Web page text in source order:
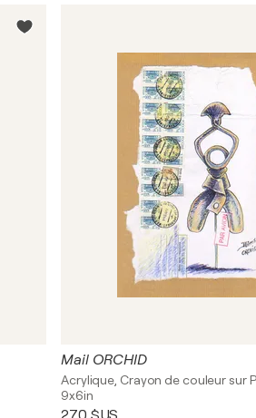
Mail ORCHID
Acrylique, Crayon de couleur sur
9x6in